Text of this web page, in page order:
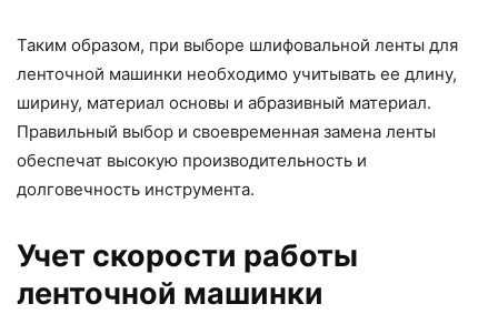
Таким образом, при выборе шлифовальной ленты для
ленточной машинки необходимо учитывать ее длину,
ширину, материал основы и абразивный материал.
Правильный выбор и своевременная замена ленты
обеспечат высокую производительность и
долговечность инструмента.
Учет скорости работы
ленточной машинки